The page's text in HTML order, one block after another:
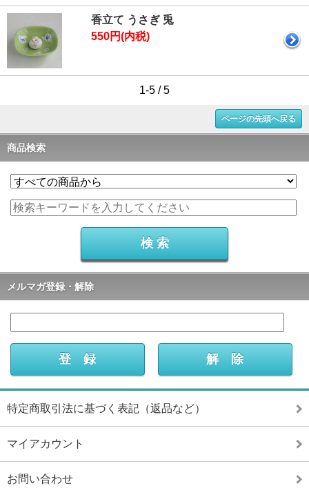
香立て うさぎ 兎
550円(内税)
1-5 / 5
ページの先頭へ戻る
商品検索
メルマガ登録・解除
特定商取引法に基づく表記（返品など）
マイアカウント
お問い合わせ